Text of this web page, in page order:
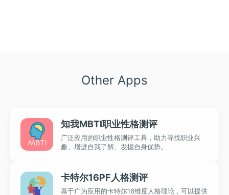
Other Apps
知我MBTI职业性格测评
广泛应用的职业性格测评工具，助力寻找职业兴
趣、增进自我了解、发掘自身优势。
卡特尔16PF人格测评
基于广为应用的卡特尔16维度人格理论，可以提供